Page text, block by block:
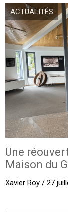
ACTUALITÉS
Une
Maison du
Xavier Roy / 27